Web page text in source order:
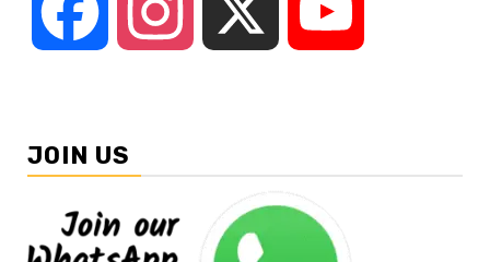
Facebook Instagram
JOIN US